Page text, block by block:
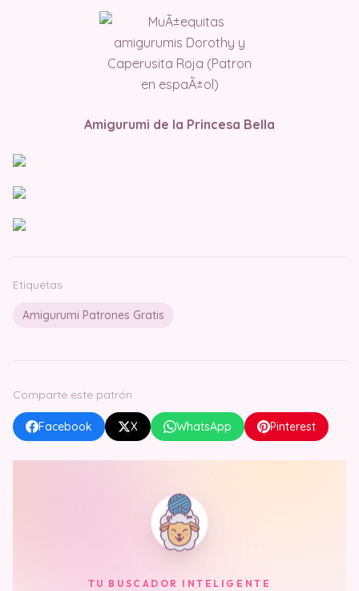
Amigurumi de la Princesa Bella
Etiquetas
Amigurumi Patrones Gratis
Comparte este patrón
Facebook X WhatsApp Pinterest
TU BUSCADOR INTELIGENTE